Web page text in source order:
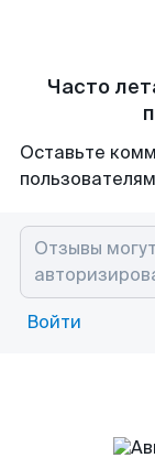
Часто
Оставьте
Войти